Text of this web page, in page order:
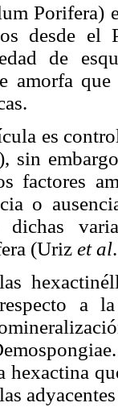
Porifera)
desde el
de
amorfa
es
sin
factores
o
dichas
(Uriz et al
a
hexactina